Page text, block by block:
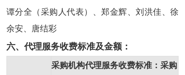
谭分全（采购人代表）、郑金辉、刘洪佳、徐
余安、唐结彩
六、代理服务收费标准及金额：
采购机构代理服务收费标准：采购